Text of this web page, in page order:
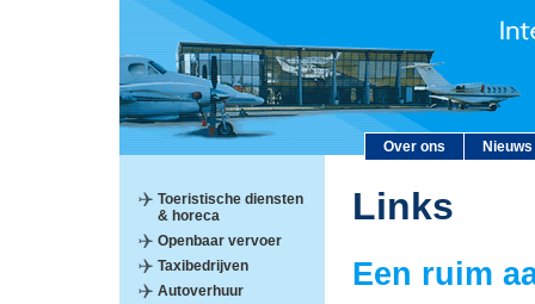
Over ons Nieuws
Toeristische diensten
& horeca
Openbaar vervoer
Taxibedrijven
Autoverhuur
Links
Een ruim